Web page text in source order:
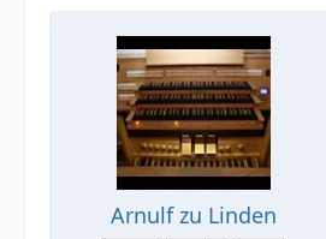
Arnulf zu Linden